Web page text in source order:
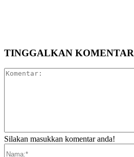
TINGGALKAN KOMENTAR
Silakan masukkan komentar anda!